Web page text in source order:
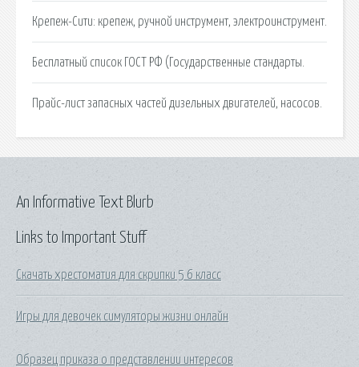
Крепеж-Сити: крепеж, ручной инструмент, электроинструмент.
Бесплатный список ГОСТ РФ (Государственные стандарты.
Прайс-лист запасных частей дизельных двигателей, насосов.
Links to Important Stuff
Скачать хрестоматия для скрипки 5 6 класс
Игры для девочек симуляторы жизни онлайн
Образец приказа о представлении интересов
An Informative Text Blurb